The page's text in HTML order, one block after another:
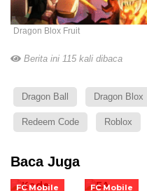
Dragon Blox Fruit
Berita ini 115 kali dibaca
Dragon Ball Dragon Blox
Redeem Code Roblox
Baca Juga
FC Mobile FC Mobile